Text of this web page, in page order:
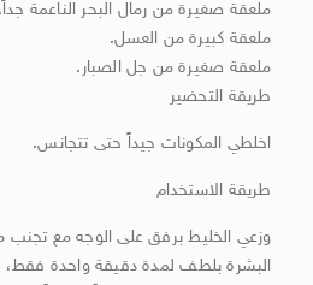
ملعقة صغيرة من رمال البحر الناعمة جداً.
ملعقة كبيرة من العسل.
ملعقة صغيرة من جل الصبار.
طريقة التحضير
اخلطي المكونات جيداً حتى تتجانس.
طريقة الاستخدام
وزعي الخليط برفق على الوجه مع تجنب
البشرة بلطف لمدة دقيقة واحدة فقط،